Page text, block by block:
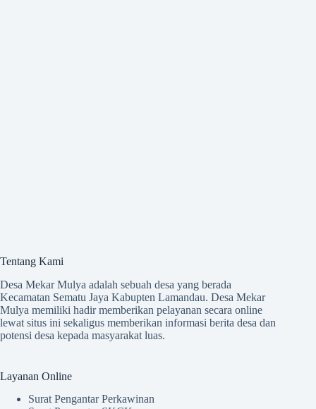
Tentang Kami
Desa Mekar Mulya adalah sebuah desa yang berada
Kecamatan Sematu Jaya Kabupten Lamandau. Desa Mekar
Mulya memiliki hadir memberikan pelayanan secara online
lewat situs ini sekaligus memberikan informasi berita desa dan
potensi desa kepada masyarakat luas.
Layanan Online
Surat Pengantar Perkawinan